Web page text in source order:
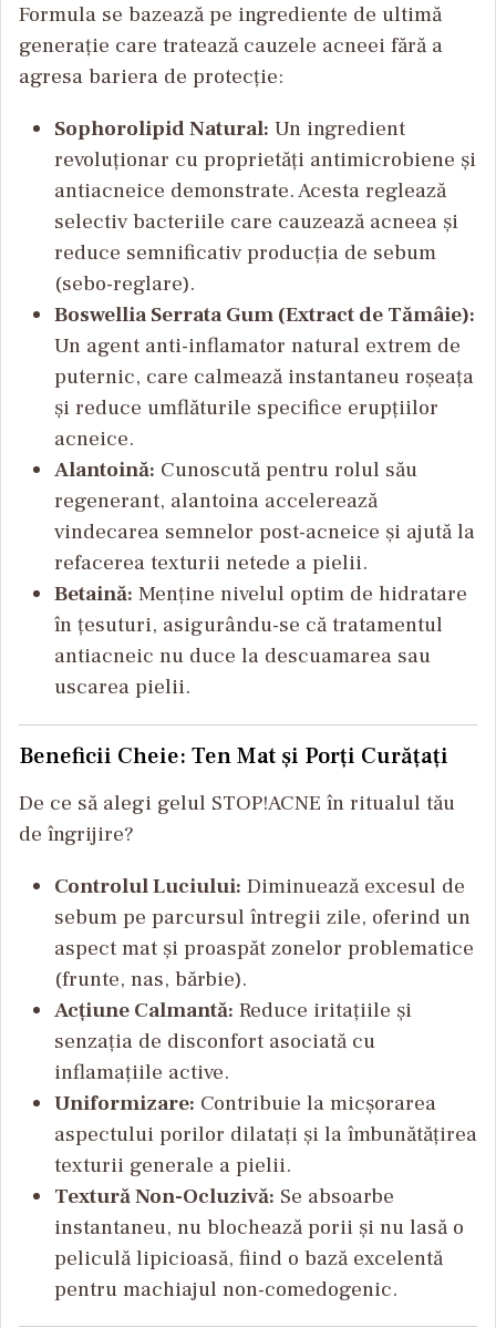
Formula se bazează pe ingrediente de ultimă
generație care tratează cauzele acneei fără a
agresa bariera de protecție:
Sophorolipid Natural: Un ingredient
revoluționar cu proprietăți antimicrobiene și
antiacneice demonstrate. Acesta reglează
selectiv bacteriile care cauzează acneea și
reduce semnificativ producția de sebum
(sebo-reglare).
Boswellia Serrata Gum (Extract de Tămâie):
Un agent anti-inflamator natural extrem de
puternic, care calmează instantaneu roșeața
și reduce umflăturile specifice erupțiilor
acneice.
Alantoină: Cunoscută pentru rolul său
regenerant, alantoina accelerează
vindecarea semnelor post-acneice și ajută la
refacerea texturii netede a pielii.
Betaină: Menține nivelul optim de hidratare
în țesuturi, asigurându-se că tratamentul
antiacneic nu duce la descuamarea sau
uscarea pielii.
Beneficii Cheie: Ten Mat și Porți Curățați
De ce să alegi gelul STOP!ACNE în ritualul tău
de îngrijire?
Controlul Luciului: Diminuează excesul de
sebum pe parcursul întregii zile, oferind un
aspect mat și proaspăt zonelor problematice
(frunte, nas, bărbie).
Acțiune Calmantă: Reduce iritațiile și
senzația de disconfort asociată cu
inflamațiile active.
Uniformizare: Contribuie la micșorarea
aspectului porilor dilatați și la îmbunătățirea
texturii generale a pielii.
Textură Non-Ocluzivă: Se absoarbe
instantaneu, nu blochează porii și nu lasă o
peliculă lipicioasă, fiind o bază excelentă
pentru machiajul non-comedogenic.